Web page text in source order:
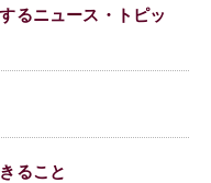
るニュース・トピッ
ること